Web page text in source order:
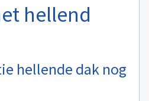
hellend
hellende dak nog